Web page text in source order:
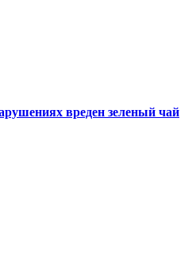
вреден зеленый чай